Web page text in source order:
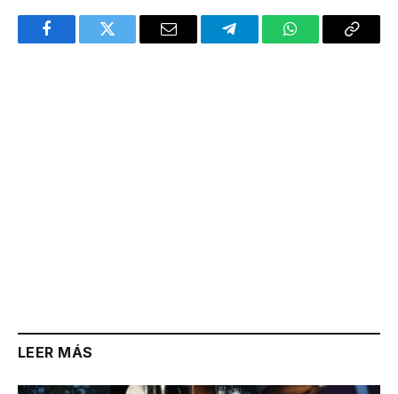
FacebookTwitter Email TelegramWhatsAppCopy
LEER MÁS